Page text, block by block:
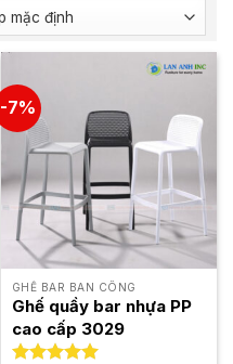
-7%
GHẾ BAR BAN CÔNG
Ghế quầy bar nhựa PP
cao cấp 3029